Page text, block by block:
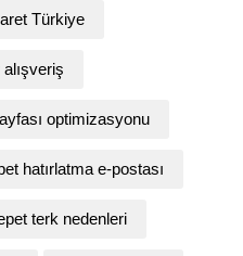
Türkiye
optimizasyonu
hatırlatma e-postası
terk nedenleri